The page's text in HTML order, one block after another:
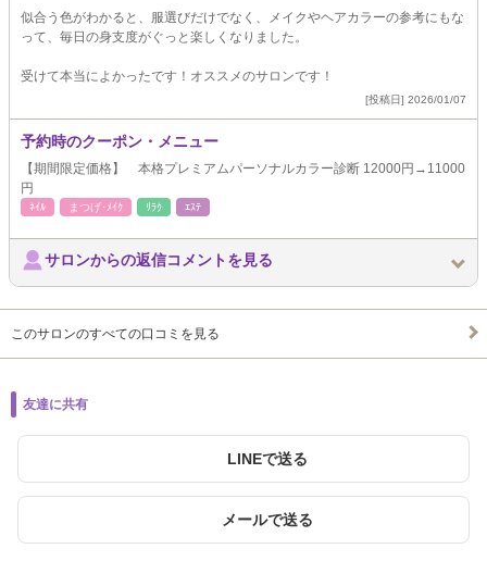
似合う色がわかると、服選びだけでなく、メイクやヘアカラーの参考にもな
って、毎日の身支度がぐっと楽しくなりました。
受けて本当によかったです！オススメのサロンです！
[投稿日] 2026/01/07
予約時のクーポン・メニュー
【期間限定価格】 本格プレミアムパーソナルカラー診断 12000円→11000
円
ﾈｲﾙ まつげ･ﾒｲｸ ﾘﾗｸ ｴｽﾃ
サロンからの返信コメントを見る
このサロンのすべての口コミを見る
友達に共有
LINEで送る
メールで送る